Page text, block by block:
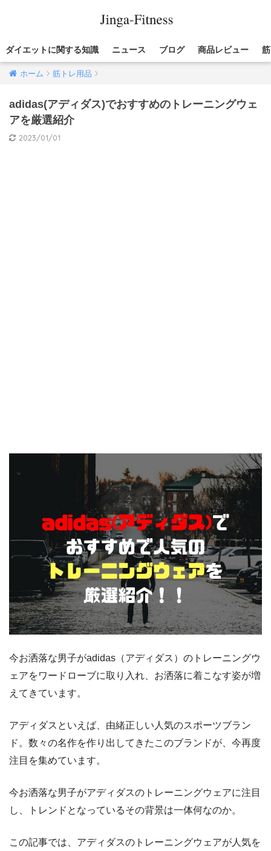
ダイエットに関する知識 ニュース ブログ 商品レビュー
ホーム 筋トレ用品
adidas(アディダス)でおすすめのトレーニングウェ
アを厳選紹介
2023/01/01
今お洒落な男子がadidas（アディダス）のトレーニングウ
ェアをワードローブに取り入れ、お洒落に着こなす姿が増
えてきています。
アディダスといえば、由緒正しい人気のスポーツブラン
ド。数々の名作を作り出してきたこのブランドが、今再度
注目を集めています。
今お洒落な男子がアディダスのトレーニングウェアに注目
し、トレンドとなっているその背景は一体何なのか。
この記事では、アディダスのトレーニングウェアが人気を